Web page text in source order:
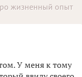
жизненный опыт
У меня к тому